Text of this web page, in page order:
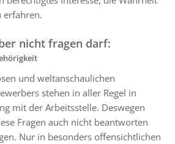
erfahren.
nicht fragen darf:
und weltanschaulichen
stehen in aller Regel in
mit der Arbeitsstelle. Deswegen
Fragen auch nicht beantworten
Nur in besonders offensichtlichen